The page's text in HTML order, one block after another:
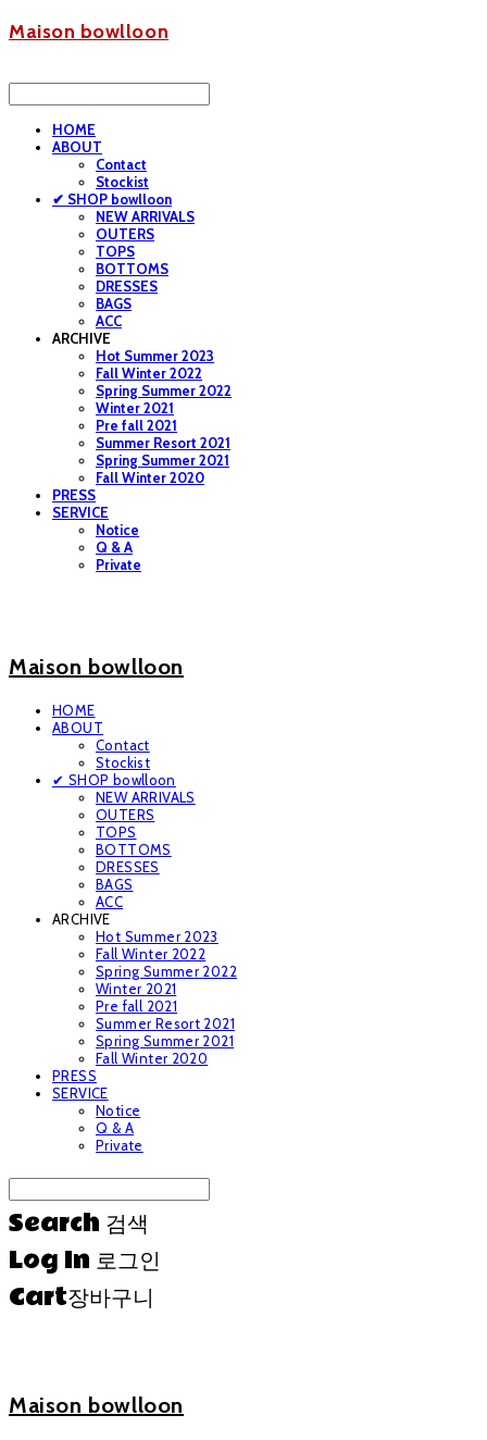
Maison bowlloon
HOME
ABOUT
Contact
Stockist
✔ SHOP bowlloon
NEW ARRIVALS
OUTERS
TOPS
BOTTOMS
DRESSES
BAGS
ACC
ARCHIVE
Hot Summer 2023
Fall Winter 2022
Spring Summer 2022
Winter 2021
Pre fall 2021
Summer Resort 2021
Spring Summer 2021
Fall Winter 2020
PRESS
SERVICE
Notice
Q & A
Private
Maison bowlloon
HOME
ABOUT
Contact
Stockist
✔ SHOP bowlloon
NEW ARRIVALS
OUTERS
TOPS
BOTTOMS
DRESSES
BAGS
ACC
ARCHIVE
Hot Summer 2023
Fall Winter 2022
Spring Summer 2022
Winter 2021
Pre fall 2021
Summer Resort 2021
Spring Summer 2021
Fall Winter 2020
PRESS
SERVICE
Notice
Q & A
Private
Search 검색
Log In 로그인
Cart장바구니
Maison bowlloon